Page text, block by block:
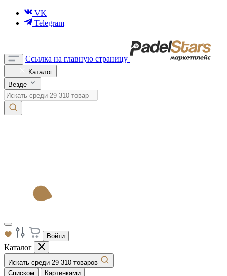
VK
Telegram
Ссылка на главную страницу
Каталог
Везде
Войти
Каталог
Искать среди 29 310 товаров
Списком
Картинками